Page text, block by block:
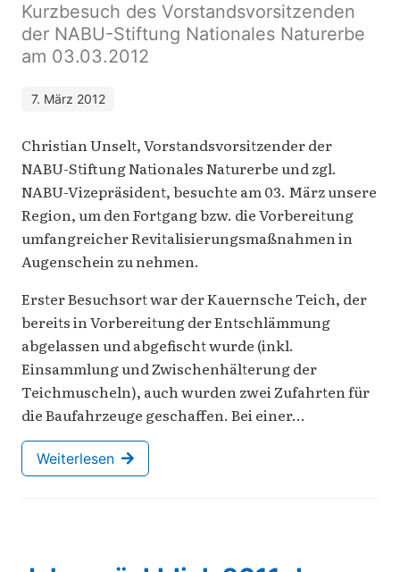
Kurzbesuch des Vorstandsvorsitzenden
der NABU-Stiftung Nationales Naturerbe
am 03.03.2012
7. März 2012
Christian Unselt, Vorstandsvorsitzender der
NABU-Stiftung Nationales Naturerbe und zgl.
NABU-Vizepräsident, besuchte am 03. März unsere
Region, um den Fortgang bzw. die Vorbereitung
umfangreicher Revitalisierungsmaßnahmen in
Augenschein zu nehmen.
Erster Besuchsort war der Kauernsche Teich, der
bereits in Vorbereitung der Entschlämmung
abgelassen und abgefischt wurde (inkl.
Einsammlung und Zwischenhälterung der
Teichmuscheln), auch wurden zwei Zufahrten für
die Baufahrzeuge geschaffen. Bei einer…
Weiterlesen